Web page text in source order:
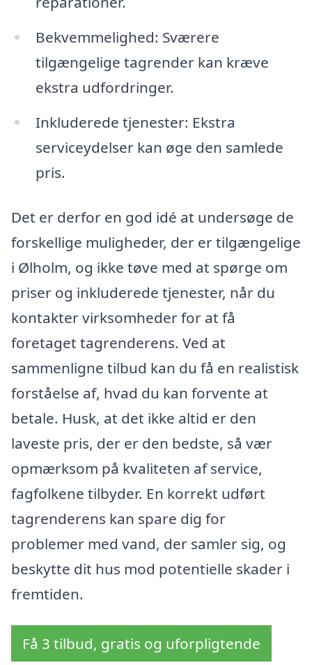
Bekvemmelighed: Sværere
tilgængelige tagrender kan kræve
ekstra udfordringer.
Inkluderede tjenester: Ekstra
serviceydelser kan øge den samlede
pris.
Det er derfor en god idé at undersøge de
forskellige muligheder, der er tilgængelige
i Ølholm, og ikke tøve med at spørge om
priser og inkluderede tjenester, når du
kontakter virksomheder for at få
foretaget tagrenderens. Ved at
sammenligne tilbud kan du få en realistisk
forståelse af, hvad du kan forvente at
betale. Husk, at det ikke altid er den
laveste pris, der er den bedste, så vær
opmærksom på kvaliteten af service,
fagfolkene tilbyder. En korrekt udført
tagrenderens kan spare dig for
problemer med vand, der samler sig, og
beskytte dit hus mod potentielle skader i
fremtiden.
Få 3 tilbud, gratis og uforpligtende